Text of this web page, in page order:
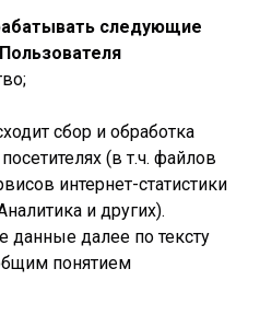
следующие
сбор и обработка
(в т.ч. файлов
интернет-статистики
и других).
далее по тексту
понятием